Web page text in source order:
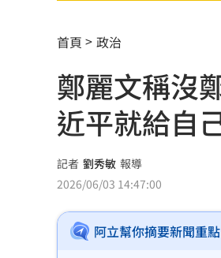
台南大貨車、自小
崔立于高雄開唱
兄弟打線突破後勁
龍藏經7折仍要
99歲婆婆「月花35
外野僅是短暫快樂
首頁 政治
鄭麗文稱沒
近平就給自
記者 劉秀敏 報導
2026/06/03 14:47:00
阿立幫你摘要新聞重點